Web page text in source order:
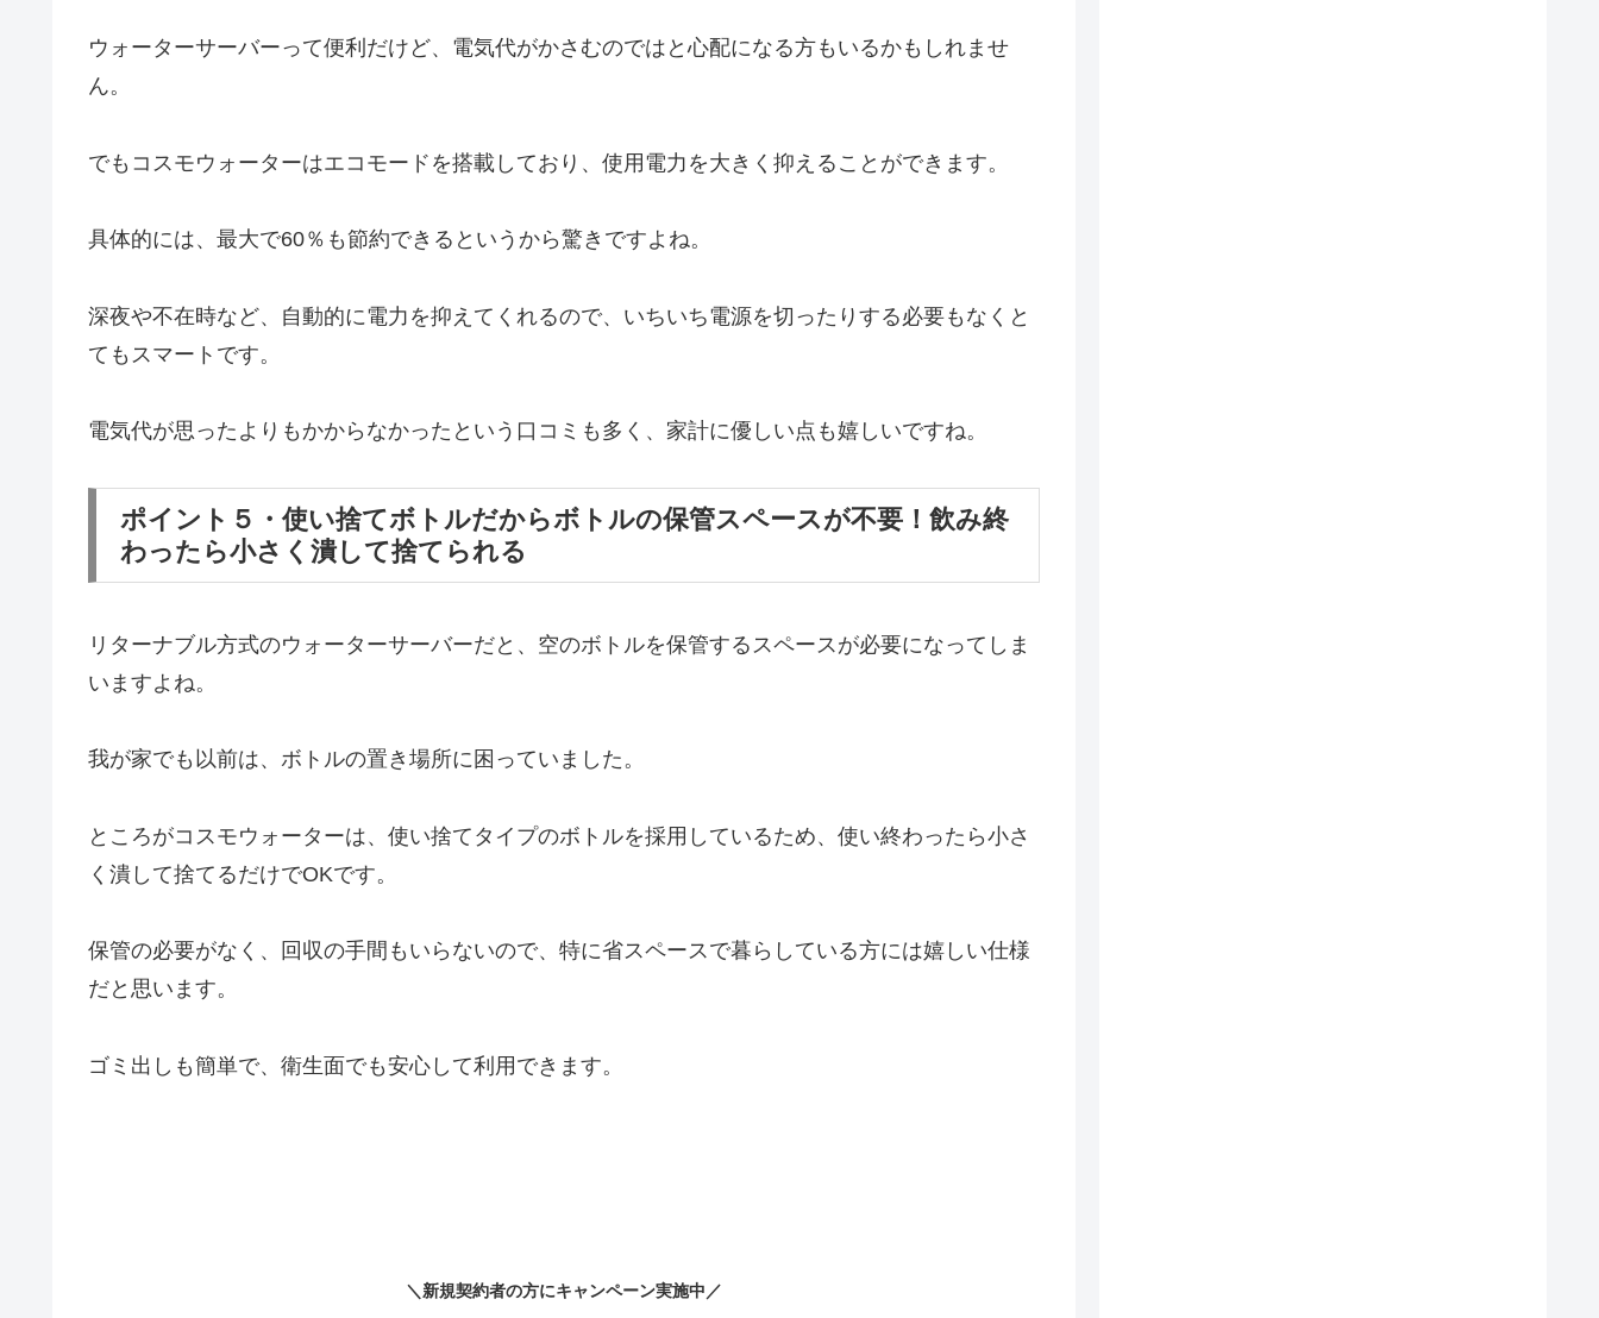
ウォーターサーバーって便利だけど、電気代がかさむのではと心配になる方もいるかもしれませ
ん。
でもコスモウォーターはエコモードを搭載しており、使用電力を大きく抑えることができます。
具体的には、最大で60％も節約できるというから驚きですよね。
深夜や不在時など、自動的に電力を抑えてくれるので、いちいち電源を切ったりする必要もなくと
てもスマートです。
電気代が思ったよりもかからなかったという口コミも多く、家計に優しい点も嬉しいですね。
ポイント５・使い捨てボトルだからボトルの保管スペースが不要！飲み終
わったら小さく潰して捨てられる
リターナブル方式のウォーターサーバーだと、空のボトルを保管するスペースが必要になってしま
いますよね。
我が家でも以前は、ボトルの置き場所に困っていました。
ところがコスモウォーターは、使い捨てタイプのボトルを採用しているため、使い終わったら小さ
く潰して捨てるだけでOKです。
保管の必要がなく、回収の手間もいらないので、特に省スペースで暮らしている方には嬉しい仕様
だと思います。
ゴミ出しも簡単で、衛生面でも安心して利用できます。
＼新規契約者の方にキャンペーン実施中／